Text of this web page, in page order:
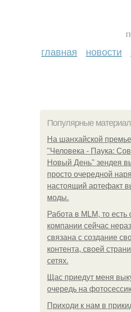
главная новости
Популярные
На шанхайской
"Человека - Паука:
Новый День" зендея
просто очередной
настоящий артефакт
моды.
Работа в MLM, то есть
компании сейчас
связана с создание
контента, своей
сетях.
Щас приедут меня
очередь на
Приходи к нам в